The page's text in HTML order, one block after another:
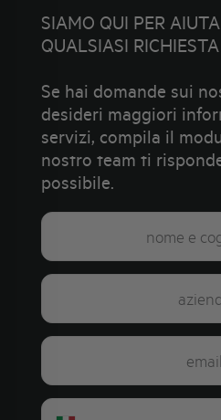
SIAMO QUI PER
QUALSIASI RICHIESTA
Se hai domande sui
desideri maggiori
servizi, compila il
nostro team ti
possibile.